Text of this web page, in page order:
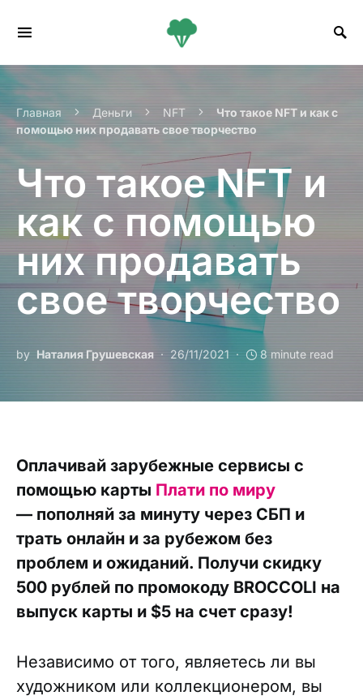
Главная Деньги NFT
Что такое NFT и как с
помощью них продавать свое творчество
Что такое NFT и
как с помощью
них продавать
свое творчество
by Наталия Грушевская 26/11/2021 8 minute read
Оплачивай зарубежные сервисы с
помощью карты Плати по миру
— пополняй за минуту через СБП и
трать онлайн и за рубежом без
проблем и ожиданий. Получи скидку
500 рублей по промокоду BROCCOLI на
выпуск карты и $5 на счет сразу!
Независимо от того, являетесь ли вы
художником или коллекционером, вы